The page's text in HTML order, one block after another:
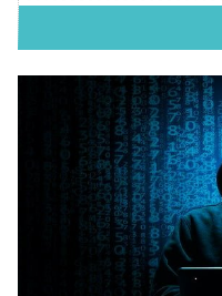
『Money1』
韓国･李在
『Money1』
韓国は「
『Money1』
『韓国銀
す」⇒「金を経由するド
『Money1』
韓国･外為
ル」まで拡大 ⇒ 海外資